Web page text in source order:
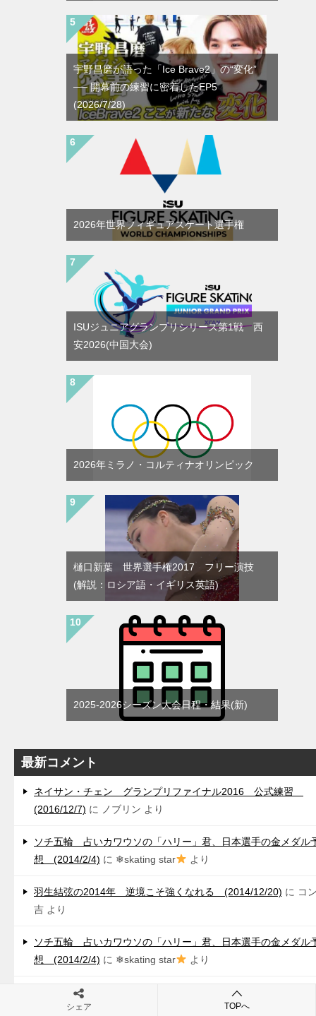
宇野昌磨が語った「Ice Brave2」の“変化”
── 開幕前の練習に密着したEP5
(2026/7/28)
2026年世界フィギュアスケート選手権
ISUジュニアグランプリシリーズ第1戦 西
安2026(中国大会)
2026年ミラノ・コルティナオリンピック
樋口新葉 世界選手権2017 フリー演技
(解説：ロシア語・イギリス英語)
2025-2026シーズン大会日程・結果(新)
最新コメント
ネイサン・チェン グランプリファイナル2016 公式練習
(2016/12/7) に ノブリン より
ソチ五輪 占いカワウソの「ハリー」君、日本選手の金メダル
想 (2014/2/4) に ❄skating star より
羽生結弦の2014年 逆境こそ強くなれる (2014/12/20) に コ
吉 より
ソチ五輪 占いカワウソの「ハリー」君、日本選手の金メダル
想 (2014/2/4) に ❄skating star より
羽生結弦の2014年 逆境こそ強くなれる (2014/12/20)
シェア TOPへ